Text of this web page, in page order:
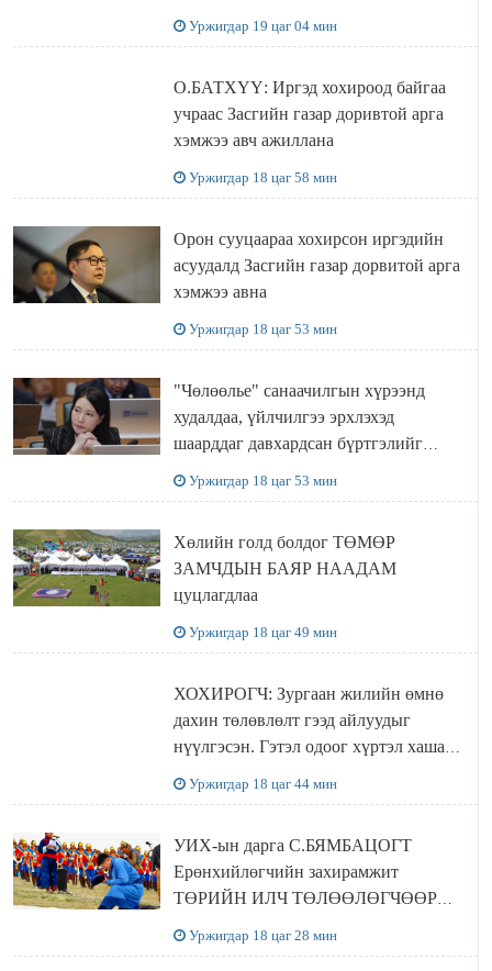
Уржигдар 19 цаг 04 мин
О.БАТХҮҮ: Иргэд хохироод байгаа
учраас Засгийн газар доривтой арга
хэмжээ авч ажиллана
Уржигдар 18 цаг 58 мин
Орон сууцаараа хохирсон иргэдийн
асуудалд Засгийн газар дорвитой арга
хэмжээ авна
Уржигдар 18 цаг 53 мин
"Чөлөөлье" санаачилгын хүрээнд
худалдаа, үйлчилгээ эрхлэхэд
шаарддаг давхардсан бүртгэлийг
Уржигдар 18 цаг 53 мин
Хөлийн голд болдог ТӨМӨР
ЗАМЧДЫН БАЯР НААДАМ
цуцлагдлаа
Уржигдар 18 цаг 49 мин
ХОХИРОГЧ: Зургаан жилийн өмнө
дахин төлөвлөлт гээд айлуудыг
нүүлгэсэн. Гэтэл одоог хүртэл хашаа
Уржигдар 18 цаг 44 мин
УИХ-ын дарга С.БЯМБАЦОГТ
Ерөнхийлөгчийн захирамжит
ТӨРИЙН ИЛЧ ТӨЛӨӨЛӨГЧӨӨР
Уржигдар 18 цаг 28 мин